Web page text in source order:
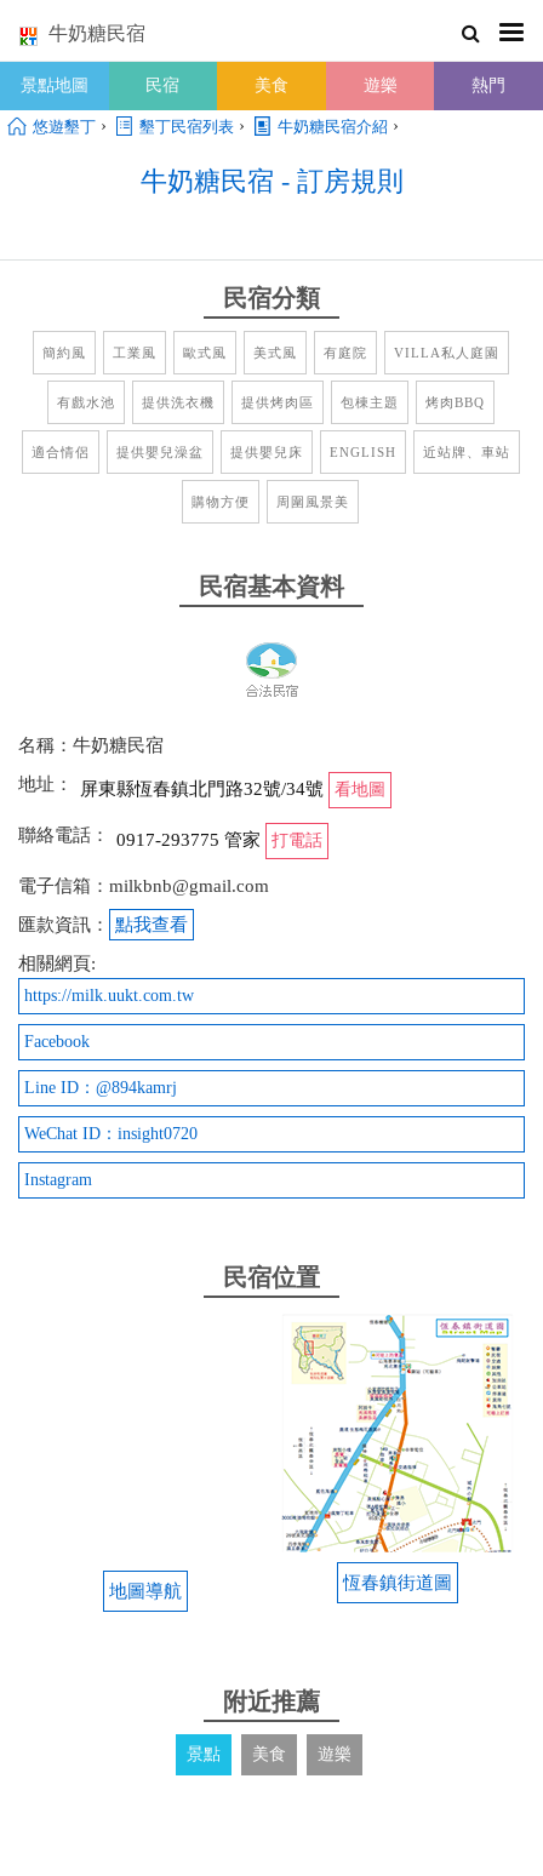
牛奶糖民宿
景點地圖 民宿 美食 遊樂 熱門
悠遊墾丁 › 墾丁民宿列表 › 牛奶糖民宿介紹 ›
牛奶糖民宿 - 訂房規則
民宿分類
簡約風 工業風 歐式風 美式風 有庭院 VILLA私人庭園
有戲水池 提供洗衣機 提供烤肉區 包棟主題 烤肉BBQ
適合情侶 提供嬰兒澡盆 提供嬰兒床 ENGLISH 近站牌、車站
購物方便 周圍風景美
民宿基本資料
名稱：牛奶糖民宿
地址：
屏東縣恆春鎮北門路32號/34號 看地圖
聯絡電話： 0917-293775 管家 打電話
電子信箱：milkbnb@gmail.com
匯款資訊：
點我查看
相關網頁:
https://milk.uukt.com.tw
Facebook
Line ID：@894kamrj
WeChat ID：insight0720
Instagram
民宿位置
地圖導航 恆春鎮街道圖
附近推薦
景點 美食 遊樂